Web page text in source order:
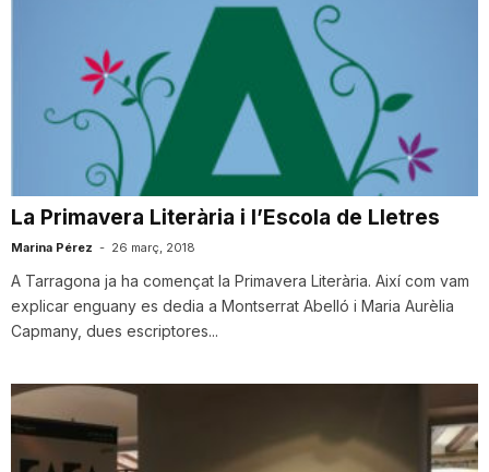
La Primavera Literària i l’Escola de Lletres
Marina Pérez - 26 març, 2018
A Tarragona ja ha començat la Primavera Literària. Així com vam
explicar enguany es dedia a Montserrat Abelló i Maria Aurèlia
Capmany, dues escriptores...